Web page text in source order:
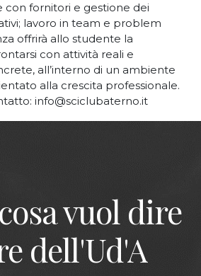
con fornitori e gestione dei
lavoro in team e problem
offrirà allo studente la
con attività reali e
all’interno di un ambiente
alla crescita professionale.
info@sciclubaterno.it
vuol dire
dell'Ud'A